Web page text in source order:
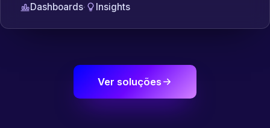
Dashboards· Insights
Ver soluções